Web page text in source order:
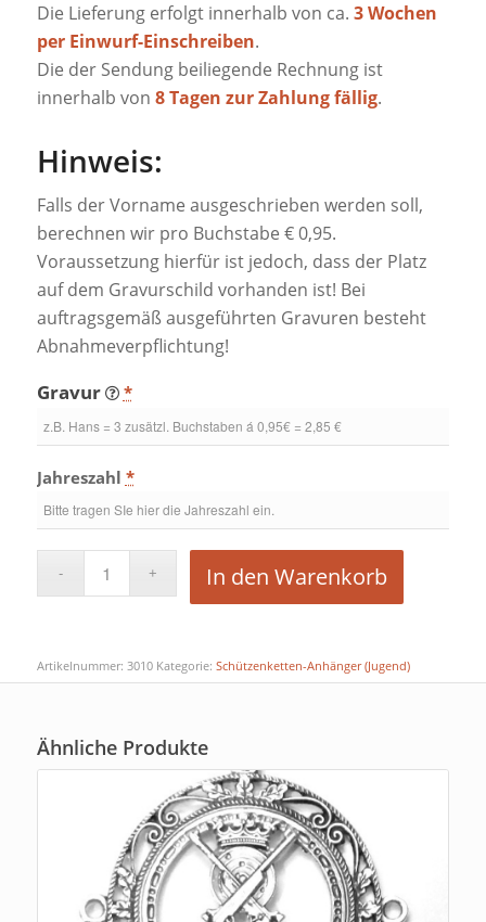
Die Lieferung erfolgt innerhalb von ca. 3 Wochen
per Einwurf-Einschreiben.
Die der Sendung beiliegende Rechnung ist
innerhalb von 8 Tagen zur Zahlung fällig.
Hinweis:
Falls der Vorname ausgeschrieben werden soll,
berechnen wir pro Buchstabe € 0,95.
Voraussetzung hierfür ist jedoch, dass der Platz
auf dem Gravurschild vorhanden ist! Bei
auftragsgemäß ausgeführten Gravuren besteht
Abnahmeverpflichtung!
Gravur *
Jahreszahl *
In den Warenkorb
Artikelnummer: 3010 Kategorie: Schützenketten-Anhänger (Jugend)
Ähnliche Produkte